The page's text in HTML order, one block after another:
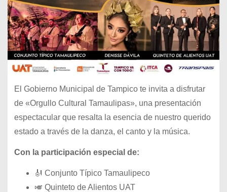
El Gobierno Municipal de Tampico te invita a disfrutar
de «Orgullo Cultural Tamaulipas», una presentación
espectacular que resalta la esencia de nuestro querido
estado a través de la danza, el canto y la música.
Con la participación especial de:
🎻 Conjunto Típico Tamaulipeco
🎺 Quinteto de Alientos UAT